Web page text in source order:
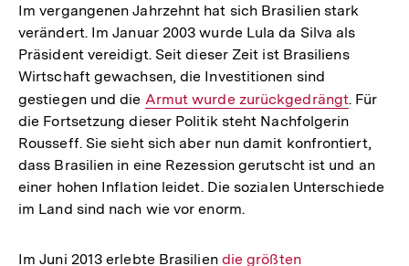
Im vergangenen Jahrzehnt hat sich Brasilien stark
verändert. Im Januar 2003 wurde Lula da Silva als
Präsident vereidigt. Seit dieser Zeit ist Brasiliens
Wirtschaft gewachsen, die Investitionen sind
gestiegen und die Interner
Link:
Armut wurde zurückgedrängt. Für
die Fortsetzung dieser Politik steht Nachfolgerin
Rousseff. Sie sieht sich aber nun damit konfrontiert,
dass Brasilien in eine Rezession gerutscht ist und an
einer hohen Inflation leidet. Die sozialen Unterschiede
im Land sind nach wie vor enorm.
Im Juni 2013 erlebte Brasilien Interner
die größten